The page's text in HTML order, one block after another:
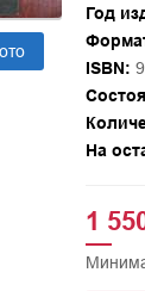
Год
ISBN:
На
1